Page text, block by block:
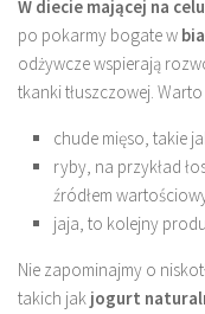
W diecie mającej na
po pokarmy bogate w
odżywcze wspierają
tkanki tłuszczowej.
chude mięso, takie
ryby, na przykład
źródłem
jaja, to kolejny
Nie zapominajmy o
takich jak jogurt